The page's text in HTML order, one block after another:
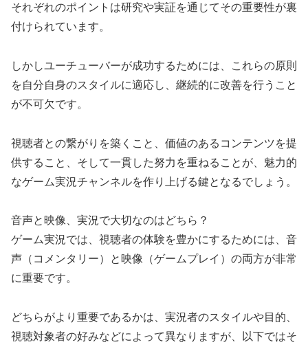
それぞれのポイントは研究や実証を通じてその重要性が裏
付けられています。
しかしユーチューバーが成功するためには、これらの原則
を自分自身のスタイルに適応し、継続的に改善を行うこと
が不可欠です。
視聴者との繋がりを築くこと、価値のあるコンテンツを提
供すること、そして一貫した努力を重ねることが、魅力的
なゲーム実況チャンネルを作り上げる鍵となるでしょう。
音声と映像、実況で大切なのはどちら？
ゲーム実況では、視聴者の体験を豊かにするためには、音
声（コメンタリー）と映像（ゲームプレイ）の両方が非常
に重要です。
どちらがより重要であるかは、実況者のスタイルや目的、
視聴対象者の好みなどによって異なりますが、以下ではそ